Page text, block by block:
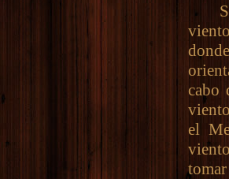
cabo
el